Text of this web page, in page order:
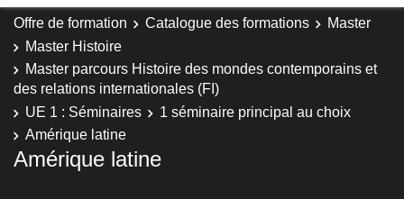
Offre de formation Catalogue des formations
Master
Master Histoire
Master parcours Histoire des mondes contemporains et
des relations internationales (FI)
UE 1 : Séminaires
1 séminaire principal au choix
Amérique latine
Amérique latine